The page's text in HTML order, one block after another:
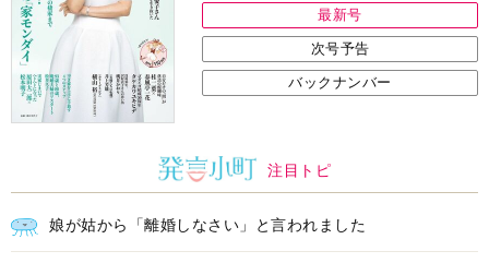
最新号
次号予告
バックナンバー
注目トピ
娘が姑から「離婚しなさい」と言われました